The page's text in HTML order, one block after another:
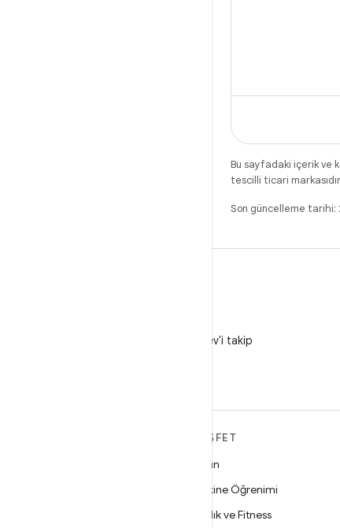
Bu sayfadaki içerik ve
tescilli ticari
Son güncelleme
X'te @AndroidDev'i takip
KEŞFET
Oyun
Makine Öğrenimi
Sağlık ve Fitness